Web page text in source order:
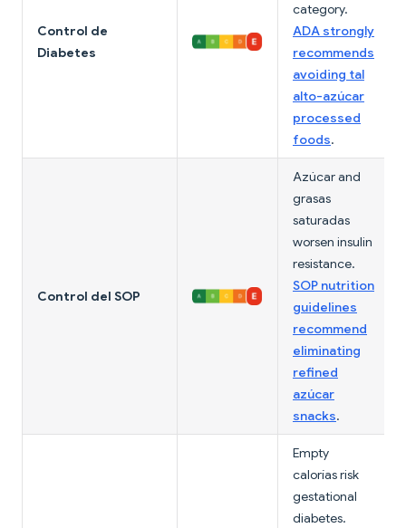
Control de
Diabetes
category.
ADA strongly
recommends
avoiding tal
alto-azúcar
processed
foods.
Control del SOP
Azúcar and
grasas
saturadas
worsen insulin
resistance.
SOP nutrition
guidelines
recommend
eliminating
refined
azúcar
snacks.
Empty
calorías risk
gestational
diabetes.